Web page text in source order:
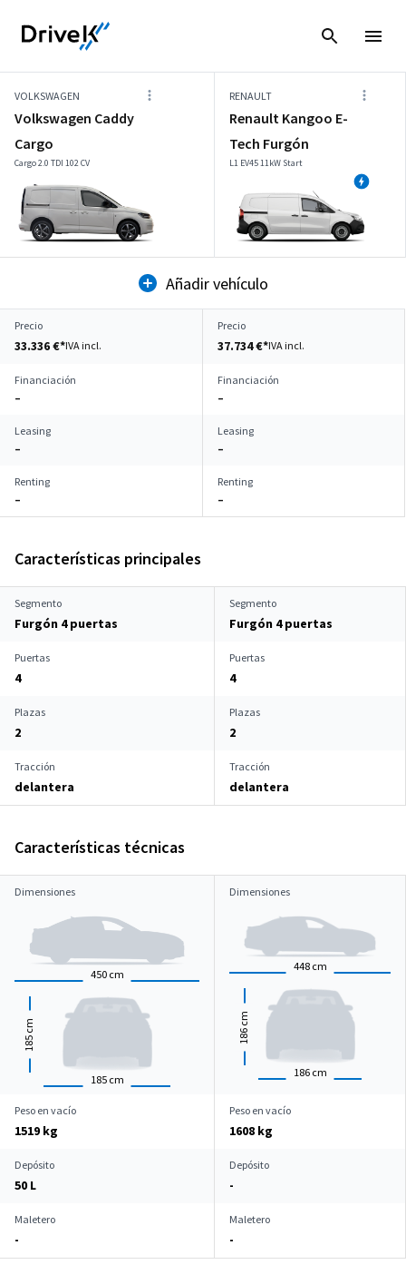
VOLKSWAGEN
Volkswagen Caddy
Cargo
Cargo 2.0 TDI 102 CV
RENAULT
Renault Kangoo E-
Tech Furgón
L1 EV45 11kW Start
Añadir vehículo
Precio
33.336 €*IVA incl.
Precio
37.734 €*IVA incl.
Financiación
–
Financiación
–
Leasing
–
Leasing
–
Renting
–
Renting
–
Características principales
Segmento
Furgón 4 puertas
Segmento
Furgón 4 puertas
Puertas
4
Puertas
4
Plazas
2
Plazas
2
Tracción
delantera
Tracción
delantera
Características técnicas
Dimensiones
450 cm
185 cm
185
cm
Dimensiones
448 cm
186 cm
186
cm
Peso en vacío
1519 kg
Peso en vacío
1608 kg
Depósito
50 L
Depósito
-
Maletero
-
Maletero
-